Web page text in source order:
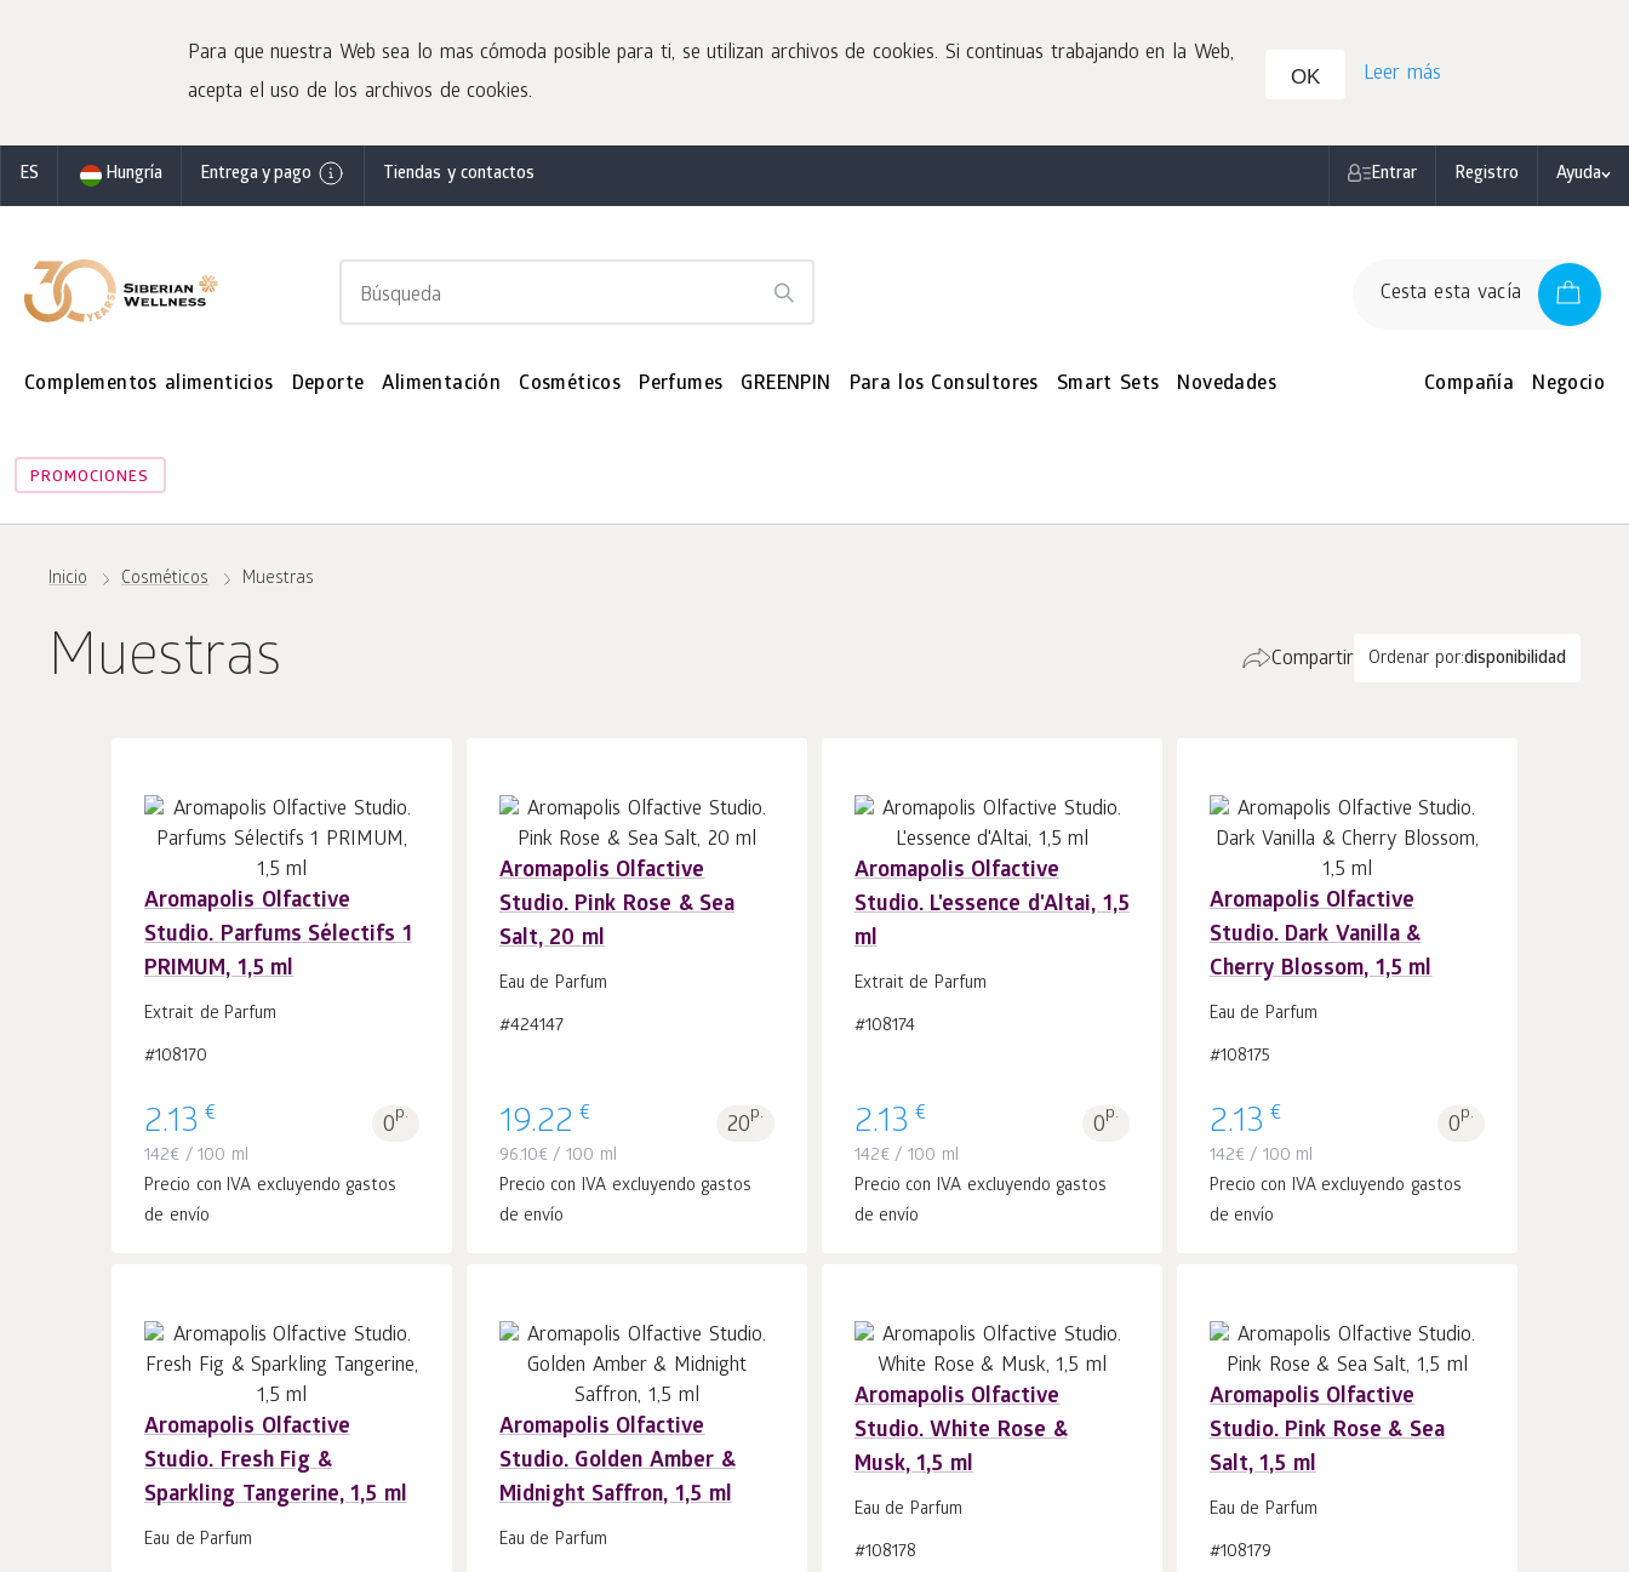
Para que nuestra Web sea lo mas cómoda posible para ti, se utilizan archivos de cookies. Si continuas trabajando en la Web,
acepta el uso de los archivos de cookies.
OK Leer más
ES Hungría Entrega y pago Tiendas y contactos Entrar Registro Ayuda
Cesta esta vacía
Complementos alimenticios Deporte Alimentación Cosméticos Perfumes GREENPIN Para los Consultores Smart Sets Novedades
PROMOCIONES
Compañía Negocio
Inicio Cosméticos Muestras
Muestras Ordenar por:disponibilidad
Compartir
Aromapolis Olfactive
Studio. Parfums Sélectifs 1
PRIMUM, 1,5 ml
Extrait de Parfum
#108170
2.13 € 0p.
142€ / 100 ml
Precio con IVA excluyendo gastos
de envío
Añadir a la
cesta 1
uds.
Aromapolis Olfactive
Studio. Pink Rose & Sea
Salt, 20 ml
Eau de Parfum
#424147
19.22 € 20p.
96.10€/ 100 ml
Precio con IVA excluyendo gastos
de envío
Añadir a la
cesta 1
Aromapolis Olfactive
Studio. L'essence d'Altai, 1,5
ml
Extrait de Parfum
#108174
2.13 € 0p.
142€/ 100 ml
Precio con IVA excluyendo gastos
de envío
Aromapolis Olfactive
Studio. Dark Vanilla &
Cherry Blossom, 1,5 ml
Eau de Parfum
#108175
2.13 € 0p.
142€/ 100 ml
Precio con IVA excluyendo gastos
de envío
Añadir a la
cesta 1
uds.
Aromapolis Olfactive
Studio. Fresh Fig &
Sparkling Tangerine, 1,5 ml
Eau de Parfum
Añadir a la
cesta 1
uds.
Aromapolis Olfactive
Studio. Golden Amber &
Midnight Saffron, 1,5 ml
Eau de Parfum
Añadir a la
cesta 1
uds.
Aromapolis Olfactive
Studio. White Rose &
Musk, 1,5 ml
Eau de Parfum
#108178
Añadir a la
cesta 1
Aromapolis Olfactive
Studio. Pink Rose & Sea
Salt, 1,5 ml
Eau de Parfum
#108179
Añadir a la
cesta 1